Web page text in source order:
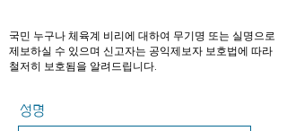
국민 누구나 체육계 비리에 대하여 무기명 또는 실명으로
제보하실 수 있으며 신고자는 공익제보자 보호법에 따라
철저히 보호됨을 알려드립니다.
성명